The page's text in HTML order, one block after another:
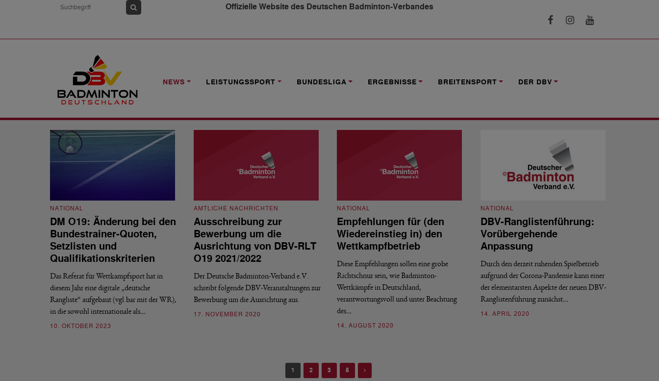
Offizielle Website des Deutschen Badminton-Verbandes
NEWS LEISTUNGSSPORT BUNDESLIGA ERGEBNISSE BREITENSPORT DER DBV
NEWS
Wettkampfsport
NATIONAL
DM O19: Änderung bei den
Bundestrainer-Quoten,
Setzlisten und
Qualifikationskriterien
Das Referat für Wettkampfsport hat in
diesem Jahr eine digitale „deutsche
Rangliste“ aufgebaut (vgl.bar mit der WR),
in die sowohl internationale als…
10. OKTOBER 2023
AMTLICHE NACHRICHTEN
Ausschreibung zur
Bewerbung um die
Ausrichtung von DBV-RLT
O19 2021/2022
Der Deutsche Badminton-Verband e.V.
schreibt folgende DBV-Veranstaltungen zur
Bewerbung um die Ausrichtung aus.
17. NOVEMBER 2020
NATIONAL
Empfehlungen für (den
Wiedereinstieg in) den
Wettkampfbetrieb
Diese Empfehlungen sollen eine grobe
Richtschnur sein, wie Badminton-
Wettkämpfe in Deutschland,
verantwortungsvoll und unter Beachtung
des…
14. AUGUST 2020
NATIONAL
DBV-Ranglistenführung:
Vorübergehende
Anpassung
Durch den derzeit ruhenden Spielbetrieb
aufgrund der Corona-Pandemie kann einer
der elementarsten Aspekte der neuen DBV-
Ranglistenführung zunächst…
14. APRIL 2020
1 2 3 5 Next